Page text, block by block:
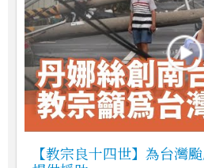
【教宗良十四世】為台灣